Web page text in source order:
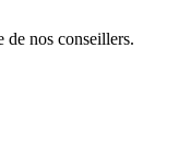
de nos conseillers.